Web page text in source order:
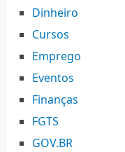
Dinheiro
Cursos
Emprego
Eventos
Finanças
FGTS
GOV.BR